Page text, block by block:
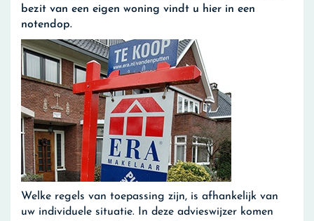
bezit van een eigen woning vindt u hier in een
notendop.
Welke regels van toepassing zijn, is afhankelijk van
uw individuele situatie. In deze advieswijzer komen